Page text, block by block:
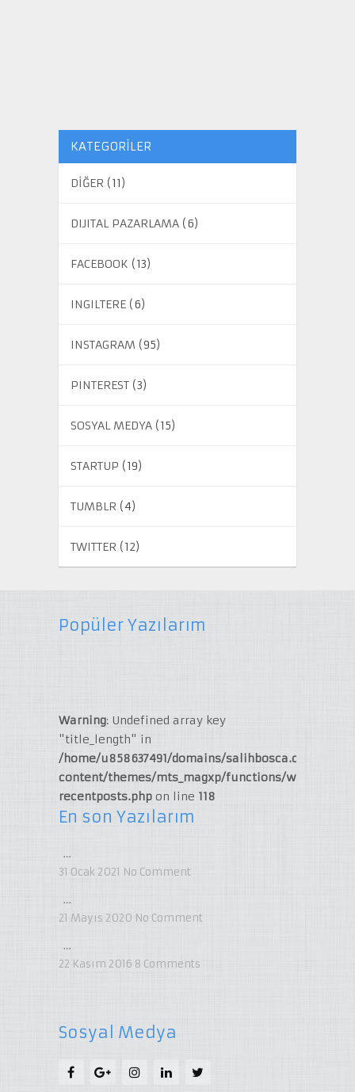
KATEGORILER
DİĞER (11)
DIJITAL PAZARLAMA(6)
FACEBOOK (13)
INGILTERE(6)
INSTAGRAM (95)
PINTEREST(3)
SOSYAL MEDYA(15)
STARTUP (19)
TUMBLR (4)
TWITTER (12)
Popüler Yazılarım
Warning: Undefined array key
"title_length" in
/home/u858637491/domains/salihbosca.com/
content/themes/mts_magxp/functions/widget-
recentposts.phpon line 118
En son Yazılarım
…
31 Ocak 2021 No Comment
…
21 Mayıs 2020 No Comment
…
22 Kasım 2016 8 Comments
Sosyal Medya